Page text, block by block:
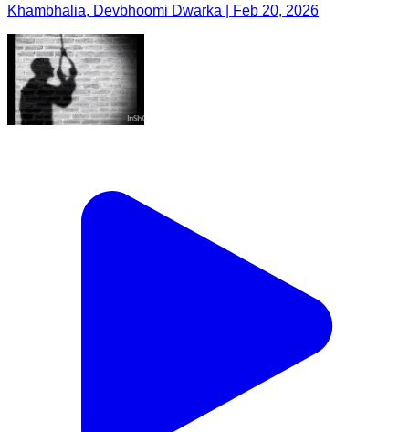
Khambhalia, Devbhoomi Dwarka | Feb 20, 2026